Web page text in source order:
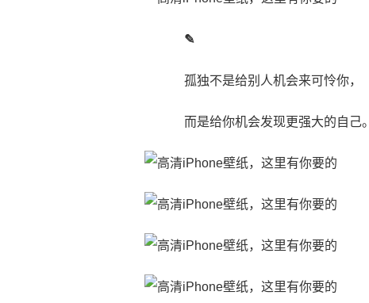
✎
孤独不是给别人机会来可怜你，
而是给你机会发现更强大的自己。